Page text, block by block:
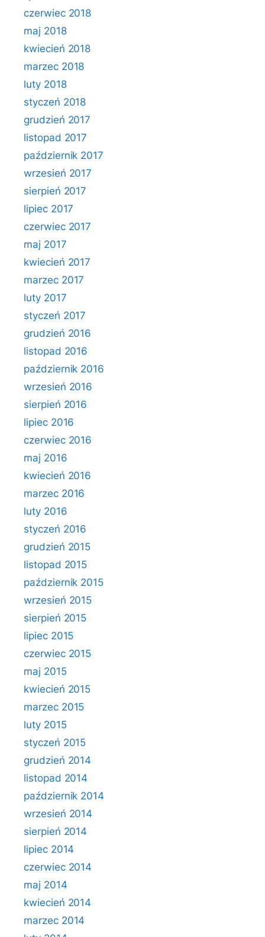
czerwiec 2018
maj 2018
kwiecień 2018
marzec 2018
luty 2018
styczeń 2018
grudzień 2017
listopad 2017
październik 2017
wrzesień 2017
sierpień 2017
lipiec 2017
czerwiec 2017
maj 2017
kwiecień 2017
marzec 2017
luty 2017
styczeń 2017
grudzień 2016
listopad 2016
październik 2016
wrzesień 2016
sierpień 2016
lipiec 2016
czerwiec 2016
maj 2016
kwiecień 2016
marzec 2016
luty 2016
styczeń 2016
grudzień 2015
listopad 2015
październik 2015
wrzesień 2015
sierpień 2015
lipiec 2015
czerwiec 2015
maj 2015
kwiecień 2015
marzec 2015
luty 2015
styczeń 2015
grudzień 2014
listopad 2014
październik 2014
wrzesień 2014
sierpień 2014
lipiec 2014
czerwiec 2014
maj 2014
kwiecień 2014
marzec 2014